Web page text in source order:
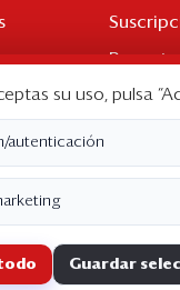
Edición
Todos los
su uso, pulsa
autenticación
Guardar